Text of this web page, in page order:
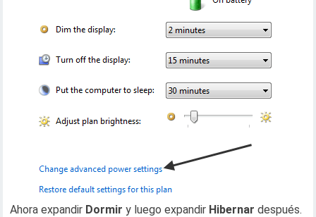
Ahora expandir Dormir y luego expandir Hibernar después.